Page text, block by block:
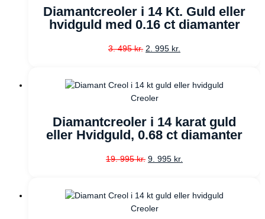
Diamantcreoler i 14 Kt. Guld eller
hvidguld med 0.16 ct diamanter
3. 495kr. 2. 995 kr.
Creoler
Diamantcreoler i 14 karat guld
eller Hvidguld, 0.68 ct diamanter
19. 995kr. 9. 995 kr.
Creoler